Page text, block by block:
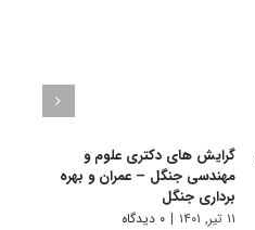
گرایش های دکتری علوم و
مهندسی ﺟﻨﮕﻞ – ﻋﻤﺮان و ﺑﻬﺮه
ﺑﺮداری ﺟﻨﮕﻞ
۱۱ تیر, ۱۴۰۱ | ۰ دیدگاه